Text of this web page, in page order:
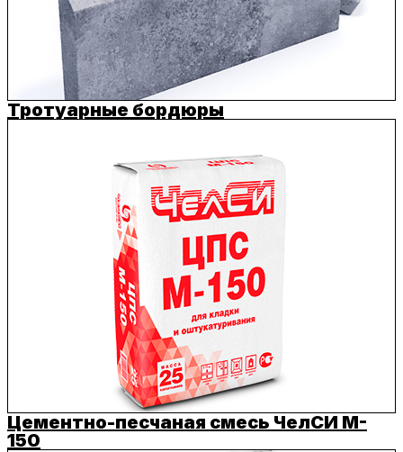
Тротуарные бордюры
Цементно-песчаная смесь ЧелСИ M-
150